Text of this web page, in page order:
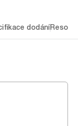
dodání